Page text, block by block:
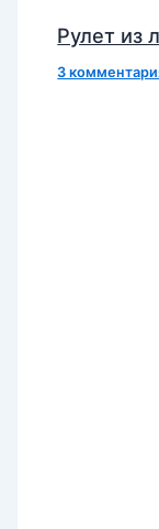
Рулет из
3